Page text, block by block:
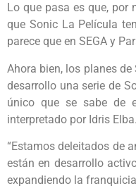
Lo que pasa es que, por
que Sonic La Película
parece que en SEGA y
Ahora bien, los planes
desarrollo una serie de
único que se sabe de
interpretado por Idris Elba.
“Estamos deleitados de
están en desarrollo
expandiendo la